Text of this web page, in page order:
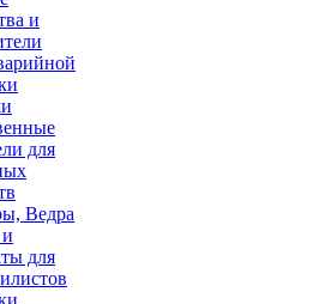
и
для
Ведра
для